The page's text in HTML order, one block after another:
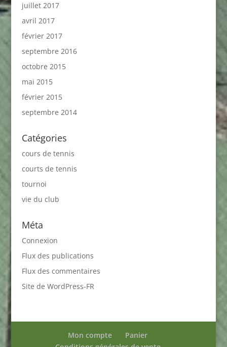
juillet 2017
avril 2017
février 2017
septembre 2016
octobre 2015
mai 2015
février 2015
septembre 2014
Catégories
cours de tennis
courts de tennis
tournoi
vie du club
Méta
Connexion
Flux des publications
Flux des commentaires
Site de WordPress-FR
Mon compte
Panier